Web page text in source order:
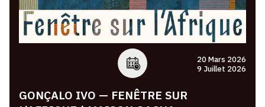
TWITTER
PINTEREST
20 Mars 2026
9 Juillet 2026
GONÇALO IVO — FENÊTRE SUR